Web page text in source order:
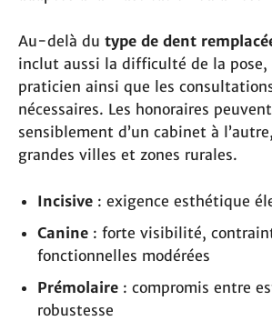
Au-delà du type de dent
inclut aussi la difficulté de la pose,
praticien ainsi que les
nécessaires. Les honoraires
sensiblement d’un cabinet à
grandes villes et zones rurales.
Incisive : exigence esthétique
Canine : forte visibilité,
fonctionnelles modérées
Prémolaire : compromis entre
robustesse